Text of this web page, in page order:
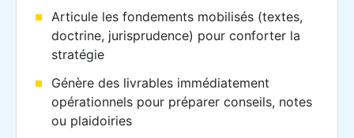
Articule les fondements mobilisés (textes,
doctrine, jurisprudence) pour conforter la
stratégie
Génère des livrables immédiatement
opérationnels pour préparer conseils, notes
ou plaidoiries